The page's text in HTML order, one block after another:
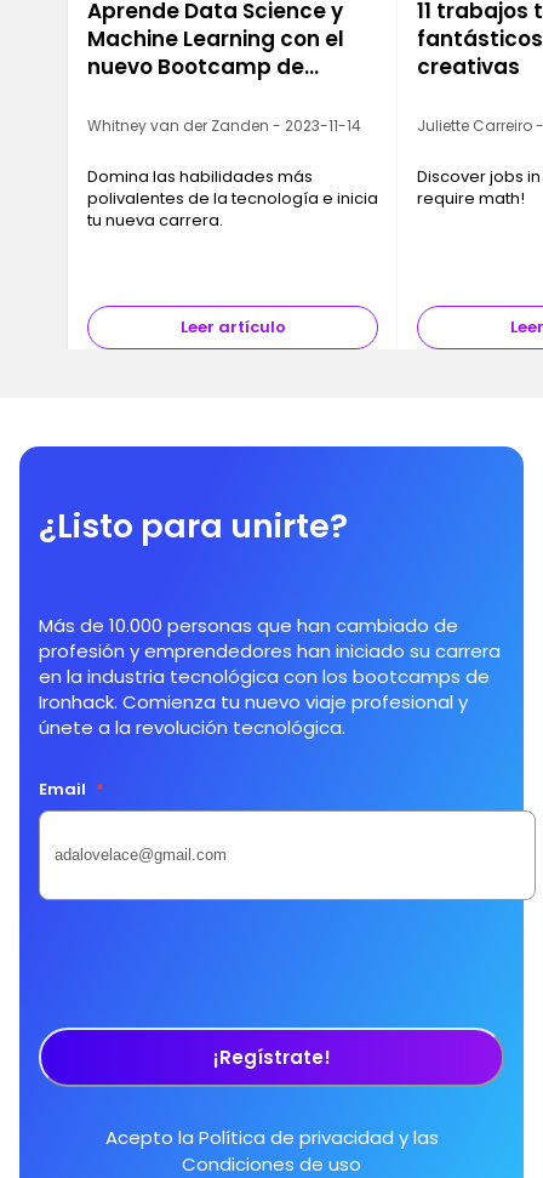
Aprende Data Science y
Machine Learning con el
nuevo Bootcamp de
Whitney van der Zanden - 2023-11-14
Domina las habilidades más
polivalentes de la tecnología e inicia
tu nueva carrera.
Leer artículo
11 trabajos
creativas
Juliette Carreiro
Discover jobs
require math!
¿Listo para unirte?
Más de 10.000 personas que han cambiado de
profesión y emprendedores han iniciado su carrera
en la industria tecnológica con los bootcamps de
Ironhack. Comienza tu nuevo viaje profesional y
únete a la revolución tecnológica.
Email *
¡Regístrate!
Acepto la Política de privacidad y las
Condiciones de uso